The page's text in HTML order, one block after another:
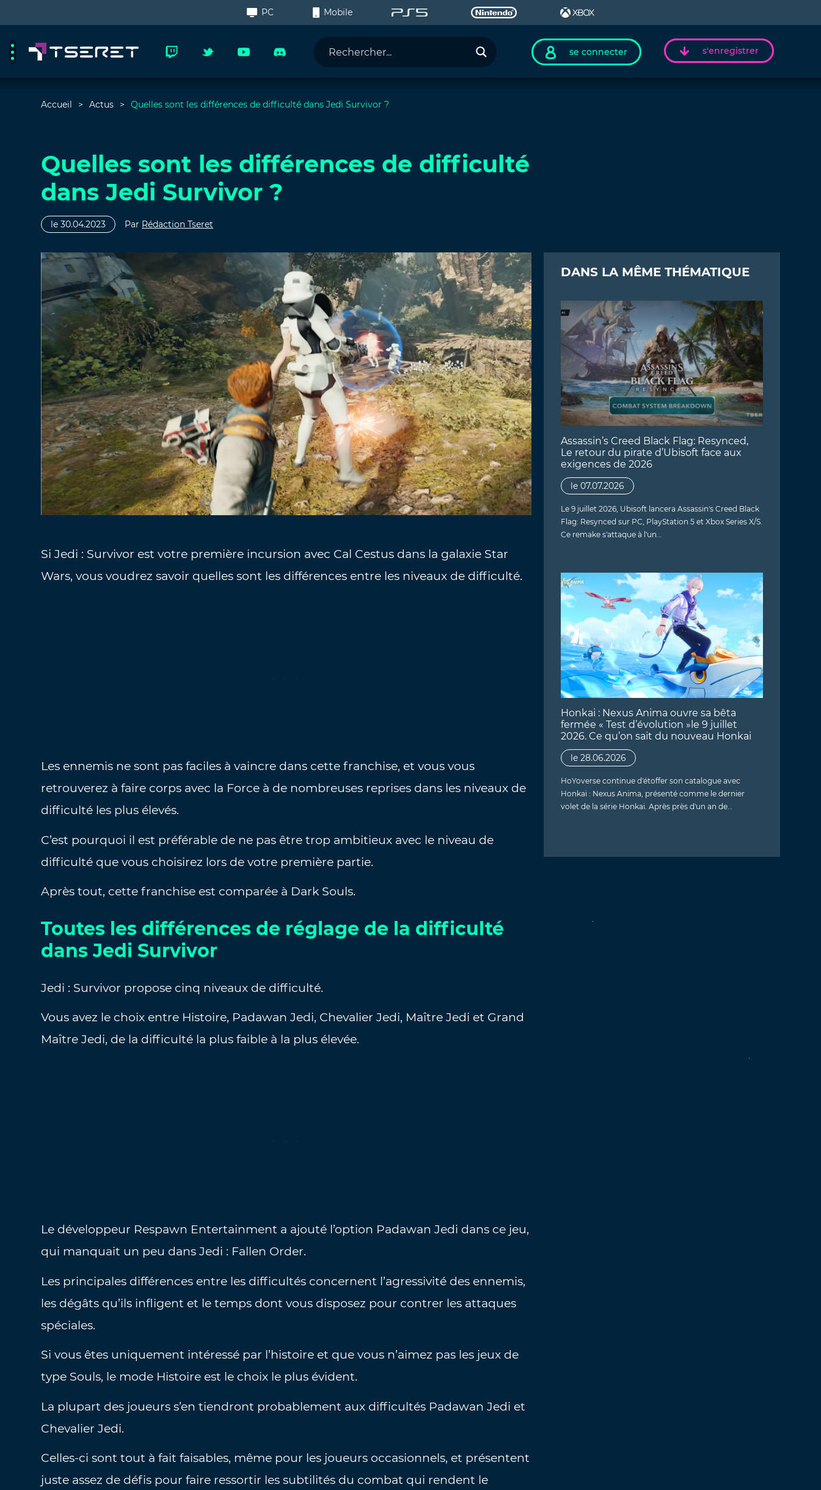
PC Mobile
se connecter s'enregistrer
Accueil Actus Quelles sont les différences de difficulté dans Jedi Survivor ?
Quelles sont les différences de difficulté
dans Jedi Survivor ?
le 30.04.2023 Par Rédaction Tseret
Si Jedi : Survivor est votre première incursion avec Cal Cestus dans la galaxie Star
Wars, vous voudrez savoir quelles sont les différences entre les niveaux de difficulté.
Les ennemis ne sont pas faciles à vaincre dans cette franchise, et vous vous
retrouverez à faire corps avec la Force à de nombreuses reprises dans les niveaux de
difficulté les plus élevés.
C’est pourquoi il est préférable de ne pas être trop ambitieux avec le niveau de
difficulté que vous choisirez lors de votre première partie.
Après tout, cette franchise est comparée à Dark Souls.
Toutes les différences de réglage de la difficulté
dans Jedi Survivor
Jedi : Survivor propose cinq niveaux de difficulté.
Vous avez le choix entre Histoire, Padawan Jedi, Chevalier Jedi, Maître Jedi et Grand
Maître Jedi, de la difficulté la plus faible à la plus élevée.
Le développeur Respawn Entertainment a ajouté l’option Padawan Jedi dans ce jeu,
qui manquait un peu dans Jedi : Fallen Order.
Les principales différences entre les difficultés concernent l’agressivité des ennemis,
les dégâts qu’ils infligent et le temps dont vous disposez pour contrer les attaques
spéciales.
Si vous êtes uniquement intéressé par l’histoire et que vous n’aimez pas les jeux de
type Souls, le mode Histoire est le choix le plus évident.
La plupart des joueurs s’en tiendront probablement aux difficultés Padawan Jedi et
Chevalier Jedi.
Celles-ci sont tout à fait faisables, même pour les joueurs occasionnels, et présentent
juste assez de défis pour faire ressortir les subtilités du combat qui rendent le
DANS LA MÊME THÉMATIQUE
Assassin’s Creed Black Flag: Resynced,
Le retour du pirate d’Ubisoft face aux
exigences de 2026
le 07.07.2026
Le 9 juillet 2026, Ubisoft lancera Assassin's Creed Black
Flag: Resynced sur PC, PlayStation 5 et Xbox Series X/S.
Ce remake s'attaque à l'un…
Honkai : Nexus Anima ouvre sa bêta
fermée « Test d’évolution »le 9 juillet
2026. Ce qu’on sait du nouveau Honkai
le 28.06.2026
HoYoverse continue d'étoffer son catalogue avec
Honkai : Nexus Anima, présenté comme le dernier
volet de la série Honkai. Après près d'un an de…